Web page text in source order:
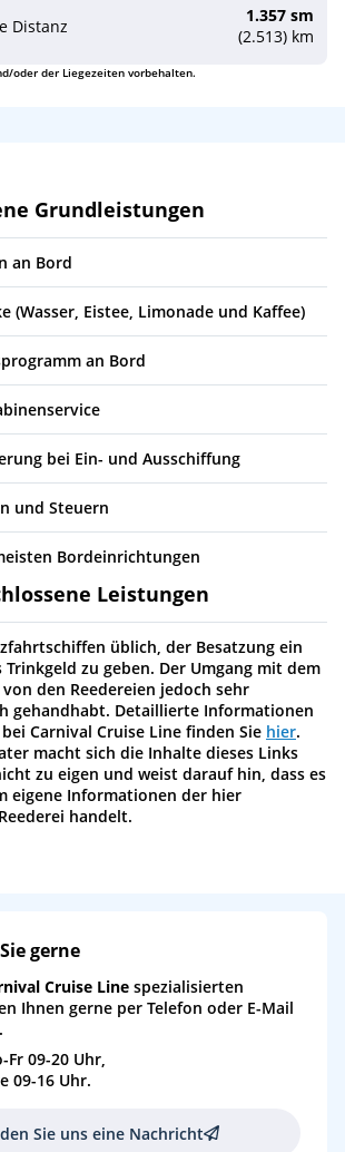
Distanz
1.357 sm
(2.513) km
oder der Liegezeiten vorbehalten.
Grundleistungen
an Bord
(Wasser, Eistee, Limonade und Kaffee)
an Bord
bei Ein- und Ausschiffung
und Steuern
Bordeinrichtungen
Leistungen
üblich, der Besatzung ein
Trinkgeld zu geben. Der Umgang mit dem
den Reedereien jedoch sehr
gehandhabt. Detaillierte Informationen
Carnival Cruise Line finden Sie hier.
macht sich die Inhalte dieses Links
zu eigen und weist darauf hin, dass es
eigene Informationen der hier
handelt.
gerne
Cruise Line spezialisierten
Ihnen gerne per Telefon oder E-Mail
Fr 09-20 Uhr,
09-16 Uhr.
Sie uns eine Nachricht